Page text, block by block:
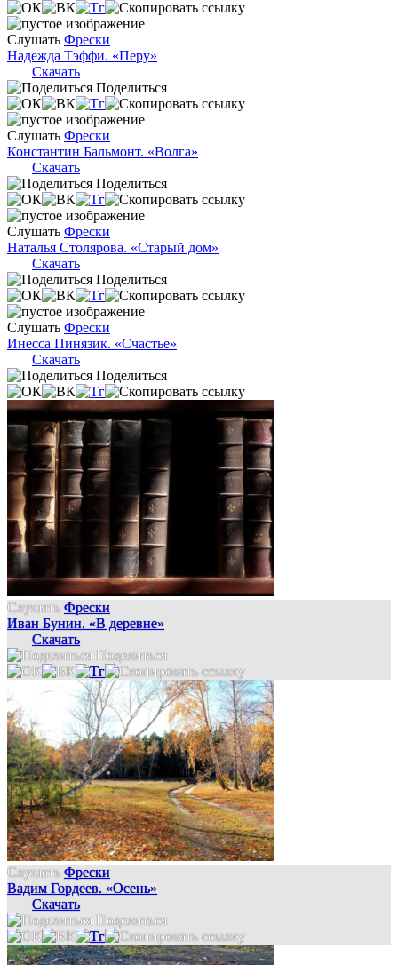
Слушать Фрески
Надежда Тэффи. «Перу»
Скачать
Поделиться
Слушать Фрески
Константин Бальмонт. «Волга»
Скачать
Поделиться
Слушать Фрески
Наталья Столярова. «Старый дом»
Скачать
Поделиться
Слушать Фрески
Инесса Пинязик. «Счастье»
Скачать
Поделиться
Слушать Фрески
Иван Бунин. «В деревне»
Скачать
Поделиться
Слушать Фрески
Вадим Гордеев. «Осень»
Скачать
Поделиться